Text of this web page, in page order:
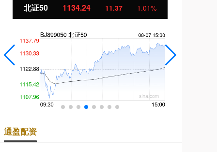
北证50 1134.24 11.37 1.01%
通盈配资